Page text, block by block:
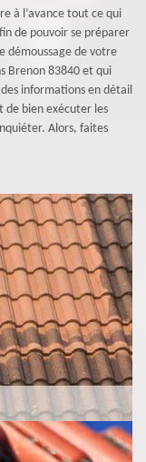
à l’avance tout ce qui
de pouvoir se préparer
démoussage de votre
Brenon 83840 et qui
informations en détail
de bien exécuter les
Alors, faites